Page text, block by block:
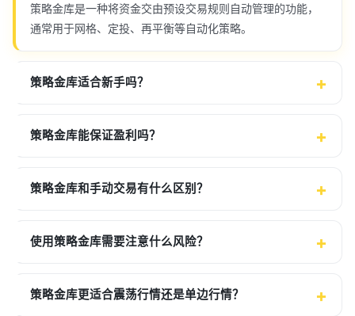
策略金库是一种将资金交由预设交易规则自动管理的功能，
通常用于网格、定投、再平衡等自动化策略。
策略金库适合新手吗？
策略金库能保证盈利吗？
策略金库和手动交易有什么区别？
使用策略金库需要注意什么风险？
策略金库更适合震荡行情还是单边行情？